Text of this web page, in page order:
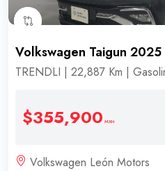
Volkswagen Taigun 2025
TRENDLI | 22,887 Km |
$355,900 MXN
Volkswagen León Motors